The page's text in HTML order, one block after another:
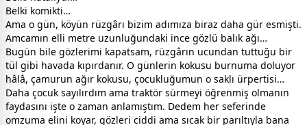
Belki komikti…
Ama o gün, köyün rüzgârı bizim adımıza biraz daha gür esmişti.
Amcamın elli metre uzunluğundaki ince gözlü balık ağı…
Bugün bile gözlerimi kapatsam, rüzgârın ucundan tuttuğu bir
tül gibi havada kıpırdanır. O günlerin kokusu burnuma doluyor
hâlâ, çamurun ağır kokusu, çocukluğumun o saklı ürpertisi…
Daha çocuk sayılırdım ama traktör sürmeyi öğrenmiş olmanın
faydasını işte o zaman anlamıştım. Dedem her seferinde
omzuma elini koyar, gözleri ciddi ama sıcak bir parıltıyla bana